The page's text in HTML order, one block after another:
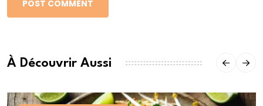
POST COMMENT
À Découvrir Aussi